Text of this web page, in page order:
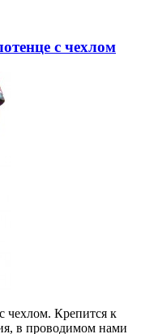
с чехлом
чехлом. Крепится к
в проводимом нами